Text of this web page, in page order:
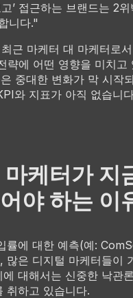
고’ 접근하는 브랜드는 2
니다."
근 마케터 대 마케터로
략에 어떤 영향을 미치
중대한 변화가 막 시작
와 지표가 아직 없습니
케터가 지
야 하는 이
률에 대한 예측(예:
많은 디지털 마케터들이
에 대해서는 신중한 낙관
취하고 있습니다.